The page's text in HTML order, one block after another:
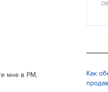
мне в PM,
Как